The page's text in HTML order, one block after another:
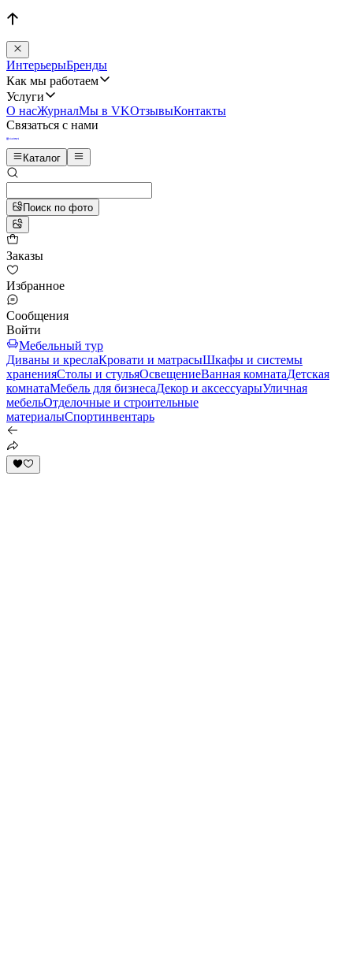
ИнтерьерыБренды
Как мы работаем
Услуги
О насЖурналМы в VKОтзывыКонтакты
Связаться с нами
Каталог
Поиск по фото
Заказы
Избранное
Сообщения
Войти
Мебельный тур
Диваны и креслаКровати и матрасыШкафы и системы
храненияСтолы и стульяОсвещениеВанная комнатаДетская
комнатаМебель для бизнесаДекор и аксессуарыУличная
мебельОтделочные и строительные
материалыСпортинвентарь